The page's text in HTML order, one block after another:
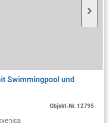
Swimmingpool und
Objekt-Nr. 12795